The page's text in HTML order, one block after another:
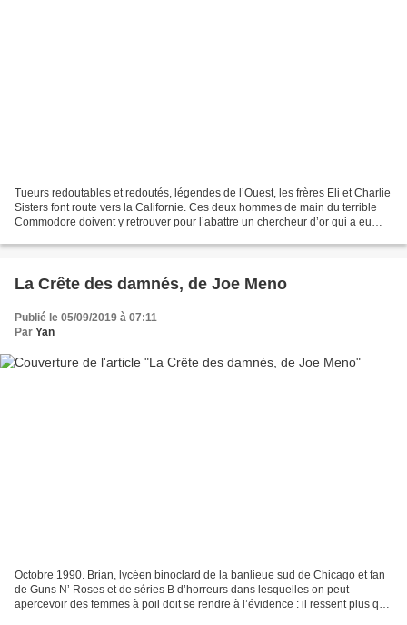
Tueurs redoutables et redoutés, légendes de l’Ouest, les frères Eli et Charlie
Sisters font route vers la Californie. Ces deux hommes de main du terrible
Commodore doivent y retrouver pour l’abattre un chercheur d’or qui a eu
La Crête des damnés, de Joe Meno
Publié le 05/09/2019 à 07:11
Par Yan
Octobre 1990. Brian, lycéen binoclard de la banlieue sud de Chicago et fan
de Guns N’ Roses et de séries B d’horreurs dans lesquelles on peut
apercevoir des femmes à poil doit se rendre à l’évidence : il ressent plus que